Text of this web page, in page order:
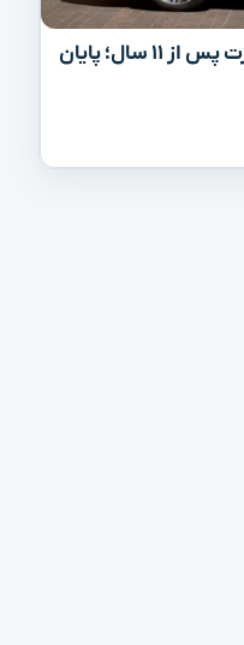
توقف تولید لندروور دیسکاوری اسپرت پس از ۱۱ سال؛ پایان